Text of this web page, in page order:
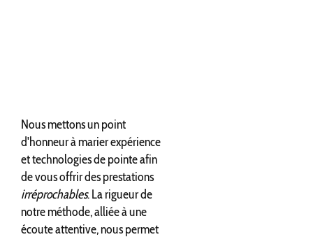
Nous mettons un point
d'honneur à marier expérience
et technologies de pointe afin
de vous offrir des prestations
irréprochables. La rigueur de
notre méthode, alliée à une
écoute attentive, nous permet